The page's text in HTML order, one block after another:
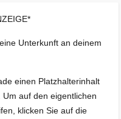
Unterkunft an deinem
einen Platzhalterinhalt
. Um auf den eigentlichen
klicken Sie auf die